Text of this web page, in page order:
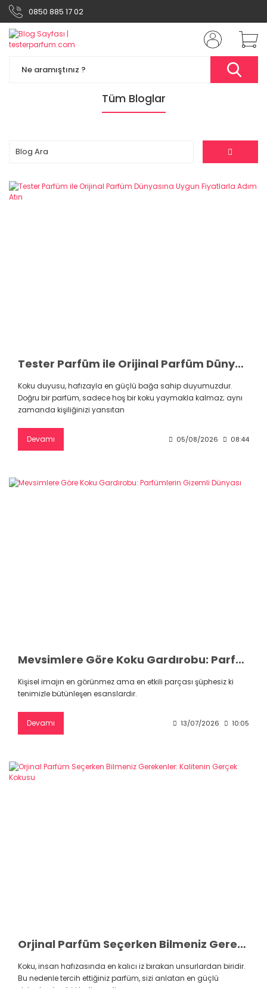
0850 885 17 02
Tüm Bloglar
Tester Parfüm ile Orijinal Parfüm Dünyasına Uygun Fiyatlarla Adım Atın
Koku duyusu, hafızayla en güçlü bağa sahip duyumuzdur.
Doğru bir parfüm, sadece hoş bir koku yaymakla kalmaz; aynı
zamanda kişiliğinizi yansıtan
Devamı 05/08/2026 08:44
Mevsimlere Göre Koku Gardırobu: Parfümlerin Gizemli Dünyası
Kişisel imajın en görünmez ama en etkili parçası şüphesiz ki
tenimizle bütünleşen esanslardır.
Devamı 13/07/2026 10:05
Orjinal Parfüm Seçerken Bilmeniz Gerekenler: Kalitenin Gerçek Kokusu
Koku, insan hafızasında en kalıcı iz bırakan unsurlardan biridir.
Bu nedenle tercih ettiğiniz parfüm, sizi anlatan en güçlü